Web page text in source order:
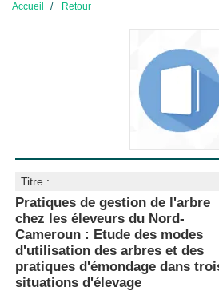
Accueil Retour
Titre :
Pratiques de gestion de l'arbre
chez les éleveurs du Nord-
Cameroun : Etude des modes
d'utilisation des arbres et des
pratiques d'émondage dans
situations d'élevage